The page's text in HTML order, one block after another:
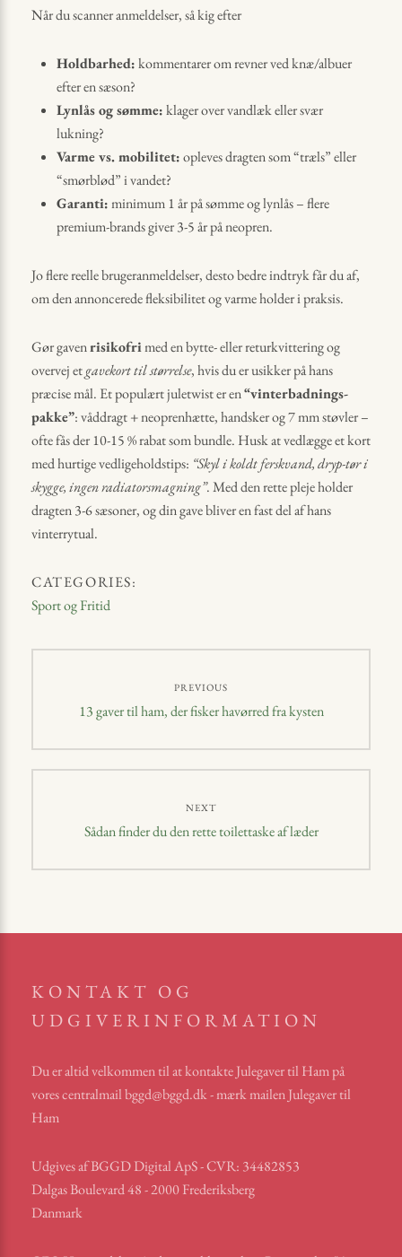
Når du scanner anmeldelser, så kig efter
Holdbarhed:kommentarer om revner ved knæ/albuer
efter en sæson?
Lynlås og sømme:klager over vandlæk eller svær
lukning?
Varme vs. mobilitet:opleves dragten som “træls” eller
“smørblød” i vandet?
Garanti:minimum 1 år på sømme og lynlås – flere
premium-brands giver 3-5 år på neopren.
Jo flere reelle brugeranmeldelser, desto bedre indtryk får du af,
om den annoncerede fleksibilitet og varme holder i praksis.
Gør gavenrisikofrimed en bytte- eller returkvittering og
overvej etgavekort til størrelse, hvis du er usikker på hans
præcise mål. Et populært juletwist er en“vinterbadnings-
pakke”: våddragt + neoprenhætte, handsker og 7 mm støvler –
ofte fås der 10-15 % rabat som bundle. Husk at vedlægge et kort
med hurtige vedligeholdstips: “Skyl i koldt ferskvand, dryp-tør i
skygge, ingen radiatorsmagning”. Med den rette pleje holder
dragten 3-6 sæsoner, og din gave bliver en fast del af hans
vinterrytual.
CATEGORIES:
Sport og Fritid
PREVIOUS
Previous
13 gaver til ham, der fisker havørred fra kysten
NEXT
Next
Sådan finder du den rette toilettaske af læder
KONTAKT OG
UDGIVERINFORMATION
Du er altid velkommen til at kontakte Julegaver til Ham på
vores centralmailbggd@bggd.dk- mærk mailen Julegaver til
Ham
Udgives af BGGD Digital ApS - CVR: 34482853
Dalgas Boulevard 48 - 2000 Frederiksberg
Danmark